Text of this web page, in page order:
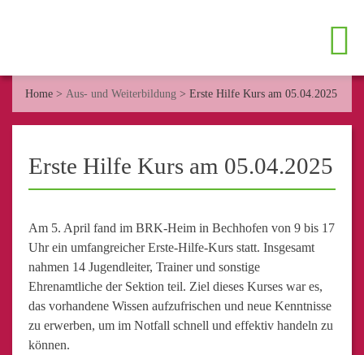
Home > Aus- und Weiterbildung > Erste Hilfe Kurs am 05.04.2025
Erste Hilfe Kurs am 05.04.2025
Am 5. April fand im BRK-Heim in Bechhofen von 9 bis 17
Uhr ein umfangreicher Erste-Hilfe-Kurs statt. Insgesamt
nahmen 14 Jugendleiter, Trainer und sonstige
Ehrenamtliche der Sektion teil. Ziel dieses Kurses war es,
das vorhandene Wissen aufzufrischen und neue Kenntnisse
zu erwerben, um im Notfall schnell und effektiv handeln zu
können.